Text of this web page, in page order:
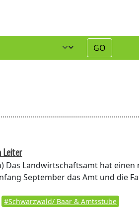
GO
Leiter
Das Landwirtschaftsamt hat einen
September das Amt und die
#Schwarzwald/ Baar & Amtsstube